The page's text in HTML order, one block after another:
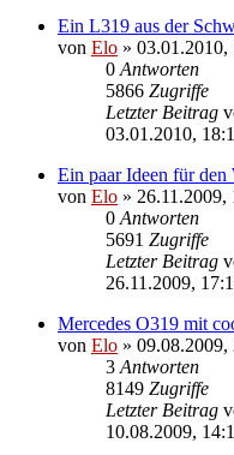
Ein L319 aus der
von Elo » 03.01.2010,
0 Antworten
5866 Zugriffe
Letzter Beitrag
03.01.2010,
Ein paar Ideen für den
von Elo » 26.11.2009,
0 Antworten
5691 Zugriffe
Letzter Beitrag
26.11.2009,
Mercedes O319 mit
von Elo » 09.08.2009,
3 Antworten
8149 Zugriffe
Letzter Beitrag
10.08.2009,